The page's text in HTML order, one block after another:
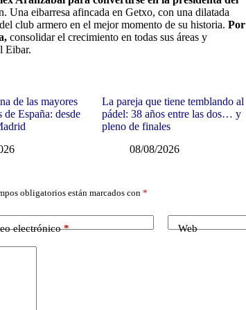
Una eibarresa afincada en Getxo, con una dilatada
club armero en el mejor momento de su historia. Por
consolidar el crecimiento en todas sus áreas y
Eibar.
de las mayores
de España: desde
La pareja que tiene temblando al
pádel: 38 años entre las dos… y
pleno de finales
08/08/2026
obligatorios están marcados con *
electrónico* Web